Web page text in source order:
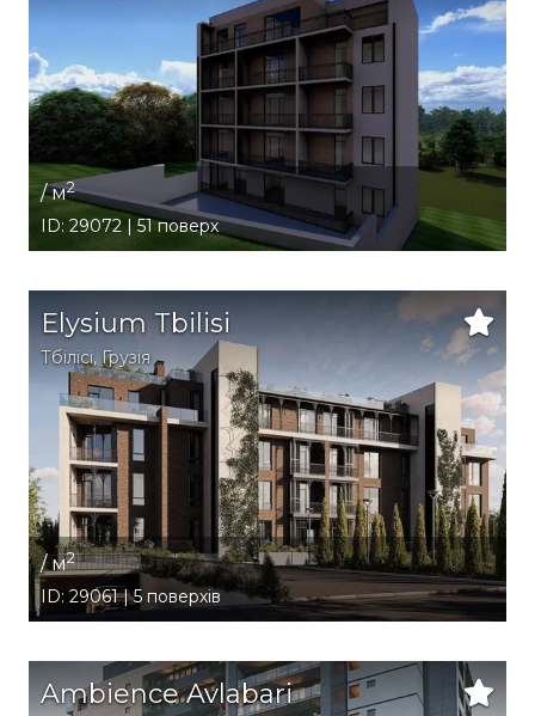
/ м2
ID: 29072 | 51 поверх
Elysium Tbilisi
Тбілісі, Грузія
/ м2
ID: 29061 | 5 поверхів
Ambience Avlabari